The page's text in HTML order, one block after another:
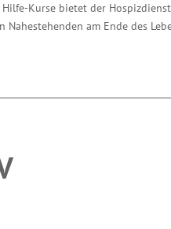
Kurse bietet der
am Ende des